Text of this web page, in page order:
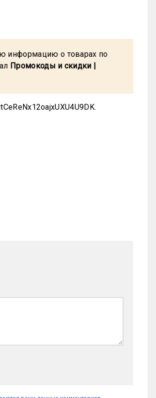
информацию о товарах по
Промокоды и скидки |